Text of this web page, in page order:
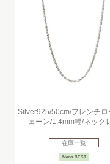
Silver925/50cm/フレンチロ
ェーン/1.4mm幅/ネック
在庫一覧
Mens BEST